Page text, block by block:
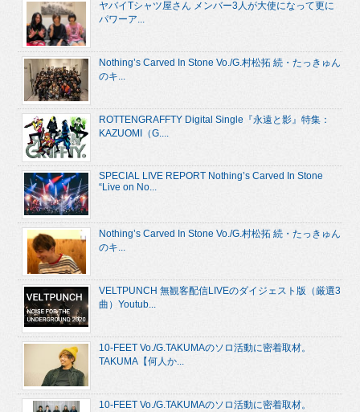
ヤバイTシャツ屋さん メンバー3人が大使になって更に
パワーア...
Nothing’s Carved In Stone Vo./G.村松拓 続・たっきゅん
のキ...
ROTTENGRAFFTY Digital Single『永遠と影』特集：
KAZUOMI（G....
SPECIAL LIVE REPORT Nothing’s Carved In Stone
“Live on No...
Nothing’s Carved In Stone Vo./G.村松拓 続・たっきゅん
のキ...
VELTPUNCH 無観客配信LIVEのダイジェスト版（厳選3
曲）Youtub...
10-FEET Vo./G.TAKUMAのソロ活動に密着取材。
TAKUMA【何人か...
10-FEET Vo./G.TAKUMAのソロ活動に密着取材。